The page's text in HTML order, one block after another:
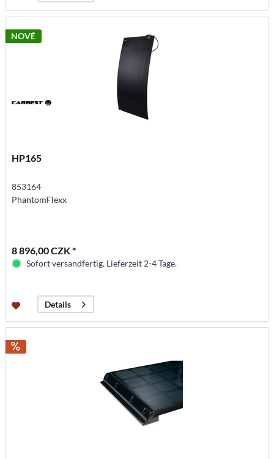
NOVÉ
HP165
853164
PhantomFlexx
8 896,00 CZK *
Sofort versandfertig. Lieferzeit 2-4 Tage.
Details